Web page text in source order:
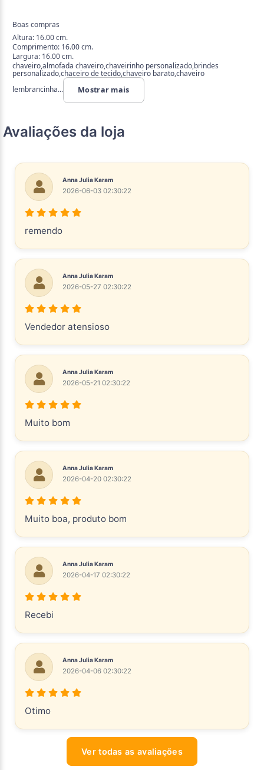
Boas compras
Altura: 16.00 cm.
Comprimento: 16.00 cm.
Largura: 16.00 cm.
chaveiro,almofada chaveiro,chaveirinho personalizado,brindes
personalizado,chaceiro de tecido,chaveiro barato,chaveiro
lembrancinha...
Mostrar mais
Avaliações da loja
Anna Julia Karam
2026-06-03 02:30:22
remendo
Anna Julia Karam
2026-05-27 02:30:22
Vendedor atensioso
Anna Julia Karam
2026-05-21 02:30:22
Muito bom
Anna Julia Karam
2026-04-20 02:30:22
Muito boa, produto bom
Anna Julia Karam
2026-04-17 02:30:22
Recebi
Anna Julia Karam
2026-04-06 02:30:22
Otimo
Ver todas as avaliações